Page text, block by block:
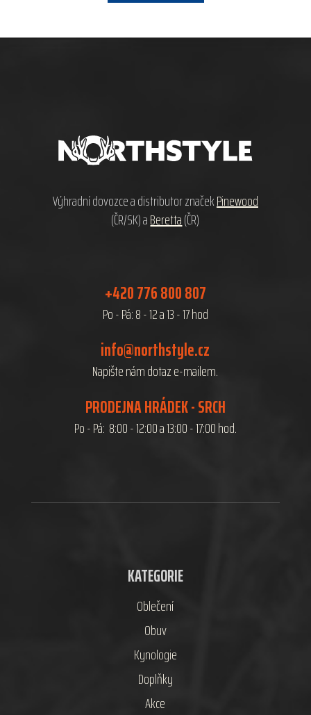
Výhradní dovozce a distributor značekPinewood
(ČR/SK) aBeretta(ČR)
+420 776 800 807
Po - Pá: 8 - 12 a 13 - 17 hod
info@northstyle.cz
Napište nám dotaz e-mailem.
PRODEJNA HRÁDEK - SRCH
Po - Pá: 8:00 - 12:00 a 13:00 - 17:00 hod.
KATEGORIE
Oblečení
Obuv
Kynologie
Doplňky
Akce